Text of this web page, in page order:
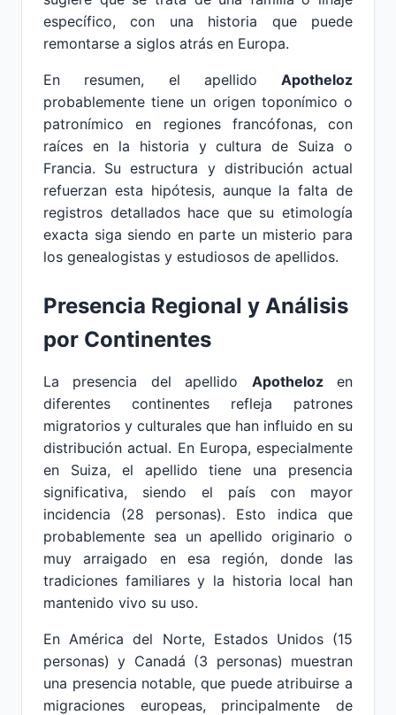
específico, con una historia que puede
remontarse a siglos atrás en Europa.
En resumen, el apellido Apotheloz
probablemente tiene un origen toponímico o
patronímico en regiones francófonas, con
raíces en la historia y cultura de Suiza o
Francia. Su estructura y distribución actual
refuerzan esta hipótesis, aunque la falta de
registros detallados hace que su etimología
exacta siga siendo en parte un misterio para
los genealogistas y estudiosos de apellidos.
Presencia Regional y Análisis
por Continentes
La presencia del apellido Apothelozen
diferentes continentes refleja patrones
migratorios y culturales que han influido en su
distribución actual. En Europa, especialmente
en Suiza, el apellido tiene una presencia
significativa, siendo el país con mayor
incidencia (28 personas). Esto indica que
probablemente sea un apellido originario o
muy arraigado en esa región, donde las
tradiciones familiares y la historia local han
mantenido vivo su uso.
En América del Norte, Estados Unidos (15
personas) y Canadá (3 personas) muestran
una presencia notable, que puede atribuirse a
migraciones europeas, principalmente de